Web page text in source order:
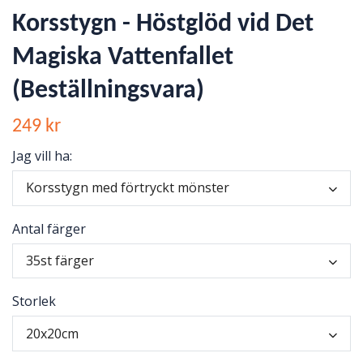
Korsstygn - Höstglöd vid Det
Magiska Vattenfallet
(Beställningsvara)
249 kr
Jag vill ha:
Korsstygn med förtryckt mönster
Antal färger
35st färger
Storlek
20x20cm